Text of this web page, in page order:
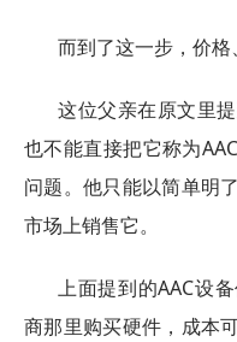
而到了这一步，价格
这位父亲在原文里
也不能直接把它称为
问题。他只能以简单明
市场上销售它。
上面提到的AAC设
商那里购买硬件，成本